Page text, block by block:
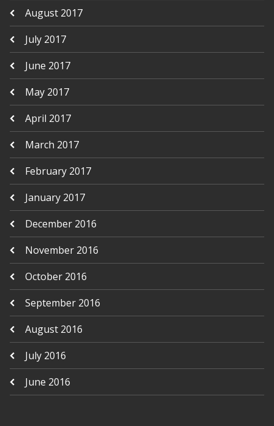
August 2017
July 2017
June 2017
May 2017
April 2017
March 2017
February 2017
January 2017
December 2016
November 2016
October 2016
September 2016
August 2016
July 2016
June 2016